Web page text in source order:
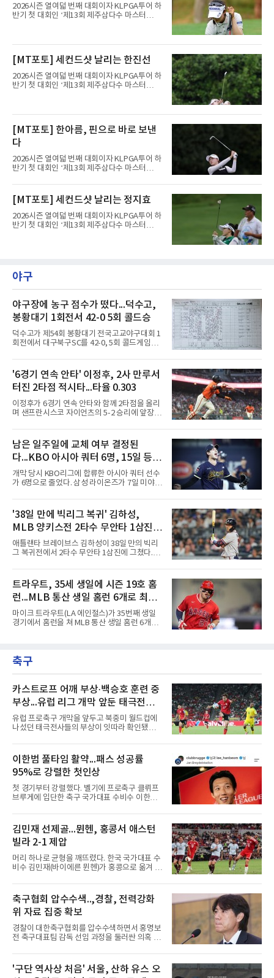
2026시즌 열여덟 번째 대회이자 KLPGA투어 하
반기 첫 대회인 ‘제13회 제주삼다수 마스터
트(파72/6,767야드)에서 열리고 있다.8일 현재
3라운드 경기가 펼쳐지고 있다.한진선이 1번 홀
에서 경기하고 있다.
[MT포토] 세컨드샷 날리는 한진선
2026시즌 열여덟 번째 대회이자 KLPGA투어 하
반기 첫 대회인 ‘제13회 제주삼다수 마스터
트(파72/6,767야드)에서 열리고 있다.8일 현재
3라운드 경기가 펼쳐지고 있다.한진선이 1번 홀
에서 경기하고 있다.
[MT포토] 한아름, 핀으로 바로 보낸
다
2026시즌 열여덟 번째 대회이자 KLPGA투어 하
반기 첫 대회인 ‘제13회 제주삼다수 마스터
제주도 서귀포시에 위치한 테디밸리 골프앤리조
트(파72/6,767야드)에서 열리고 있다.8일 현재
3라운드 경기가 펼쳐지고 있다.한아름이 1번 홀
에서 경기하고 있다.
[MT포토] 세컨드샷 날리는 정지효
2026시즌 열여덟 번째 대회이자 KLPGA투어 하
반기 첫 대회인 ‘제13회 제주삼다수 마스터
에서 경기하고 있다.
야구
야구장에 농구 점수가 떴다...덕수고,
봉황대기 1회전서 42-0 5회 콜드승
덕수고가 제54회 봉황대기 전국고교야구대회 1
회전에서 대구북구SC를 42-0, 5회 콜드게임으
경기에서 덕수고는 1회 5점, 2회 3점, 3회 10점
으로 18-0을 만든 뒤 4회 21점, 5회 3점을 보탰
다. 팀 안타 34개, 볼넷 12개를 기록했다.7번 타
자 유격수 홍주용은 4회 홈런 2개를 포함해 6타
수 6안타 3타점 4득점을 올렸고, 조원빈은 6타
수 6안타 5타점, 박종혁은 5타수 5안타 3타점을
남겼다. 선발 최희성은 5이닝 2피안타 무사사구
20안타 21실점했다.덕수고는 지난 4월 신세계
이마트배와 지난달 대통령배를
'6경기 연속 안타' 이정후, 2사 만루서
터진 2타점 적시타...타율 0.303
이정후가 6경기 연속 안타와 함께 2타점을 올리
며 샌프란시스코 자이언츠의 5-2 승리에 앞장섰
오라클파크에서 열린 2026 MLB 디트로이트 타
이거스전에 2번 타자 우익수로 선발 출전해 3타
수 1안타 1볼넷 2타점 1득점을 기록했다. 시즌
타율은 0.303(402타수 122안타). 1회말 1사에서
상대 선발 카이더 몬테로에게 볼넷을 골라 나간
뒤 라파엘 데버스의 중월 홈런 때 득점했고, 2-2
이던 2회말 2사 만루에서는 몬테로의 3구째 낮
열린 휴스턴 애스트로스전에 9번 타자 2루수로
나서 2타수 1안타를 기록, 타율
남은 일주일에 교체 여부 결정된
다...KBO 아시아 쿼터 6명, 15일 등록
시한이 분수령
개막 당시 KBO리그에 합류한 아시아 쿼터 선수
가 6명으로 줄었다. 삼성 라이온즈가 7일 미야지
입한 결과다.한화 왕옌청과 키움 가나쿠보 유토
는 입지가 확고하다. 왕옌청은 21경기 10승 4패,
평균자책점 3.34로 다승 공동 선두이자 3경기 연
속 퀄리티스타트를 기록 중이다. 가나쿠보는 5
승 4패 13세이브 10홀드, 평균자책점 2.95로 외
국인 최초 10홀드·10세이브를 동시에 달성했
다.kt 스기모토 고키는 전반기 42경기 평균자책
17홀드 공동 선두에 올랐다. SSG 타케다 쇼타도
전반기 1승 7패, 평균자책점
'38일 만에 빅리그 복귀' 김하성,
MLB 양키스전 2타수 무안타 1삼진...
시즌 타율 0.067
애틀랜타 브레이브스 김하성이 38일 만의 빅리
그 복귀전에서 2타수 무안타 1삼진에 그쳤다.김
에서 열린 2026 MLB 뉴욕 양키스와의 원정 경
기에 9번 타자 유격수로 선발 출전했다. 시즌 타
율은 0.068에서 0.067(75타수 5안타)로 떨어졌
다.2회초 2사 1루에서는 양키스 좌완 선발 맥스
프리드의 6구째 몸쪽 싱킹 패스트볼을 쳐 유격
수 뜬공으로 아웃됐고, 5회초에는 루킹 삼진을
당했다. 1-0으로 앞선 8회초 1사에서 대타 도미
이 파열돼 5월 중순 복귀했고, 동계 훈련 부족 여
파로 부진이 이어졌다. 지난달
트라우트, 35세 생일에 시즌 19호 홈
런...MLB 통산 생일 홈런 6개로 최다
타이
마이크 트라우트(LA 에인절스)가 35번째 생일
경기에서 홈런을 쳐 MLB 통산 생일 홈런 6개로
번 타자 중견수로 선발 출전해 3타수 1안타(1홈
런) 1타점 2득점 1볼넷으로 팀의 4-3 승리를 견
립스의 시속 155.8㎞ 바깥쪽 포심을 밀어 쳐 우
중간 담장을 넘겼다. 비거리 122ｍ, 시즌 19호이
자 통산 423번째 홈런이다. 1-2로 뒤진 7회초 2
사 3루에서는 그의 타구가 상대 투수 실책으로
이어져 동점이 됐고, 1루에 나간 뒤 놀런 섀누얼
의 역전 중월 2점 홈런 때 득점
축구
카스트로프 어깨 부상·백승호 훈련 중
부상...유럽 리그 개막 앞둔 태극전사
악재
유럽 프로축구 개막을 앞두고 북중미 월드컵에
나섰던 태극전사들의 부상이 잇따라 확인됐다.
일(한국시간) 옌스 카스트로프가 6일 아마추어
팀 로타흐-에게른과의 친선경기에서 어깨를 다
쳐 당분간 출전이 어렵다고 밝혔다. 그는 후반 교
체 투입돼 두 골을 넣었으나 후반 22분 부상으로
물러났다.독일인 아버지와 한국인 어머니 사이
에서 태어난 카스트로프는 측면 미드필더와 측
면 수비가 가능한 자원으로, 월드컵 남아프리카
은 그가 처음이다. 묀헨글라트바흐는 23일 DFB
포칼 1라운드, 29일 라이프치히
이한범 풀타임 활약...패스 성공률
95%로 강렬한 첫인상
첫 경기부터 강렬했다. 벨기에 프로축구 클뤼프
브루게에 입단한 축구 국가대표 수비수 이한범
뽑혔다.이한범은 8일(한국시간) 벨기에 브뤼헤
의 얀 브레이덜 스타디온에서 열린 코르트레이
크와의 2026-2027 벨기에 주필러리그 1라운드
홈 경기에 선발로 나서 경기 종료까지 뛰었다.출
발 자체가 빨랐다. 2026 북중미 월드컵에서 한국
의 조별리그 3경기를 모두 풀타임으로 소화하며
대표팀 중앙 수비의 주축으로 자리 잡은 그는 덴
선발로 곧장 투입돼 90분을 소화하며 팀의 3-0
완승에 힘을 보탰다.기록도
김민재 선제골...뮌헨, 홍콩서 애스턴
빌라 2-1 제압
머리 하나로 균형을 깨뜨렸다. 한국 국가대표 수
비수 김민재(바이에른 뮌헨)가 홍콩으로 옮겨 열
리에 힘을 보탰다.김민재는 7일(현지시간) 홍콩
카이탁 스포츠파크에서 열린 애스턴 빌라(잉글
랜드)와의 친선경기에서 전반 37분 0의 균형을
깨는 골을 넣었다. 톰 비쇼프가 왼쪽 측면에서 올
린 프리킥에 묘하게 머리를 갖다 대 방향을 바꾸
며 골 그물을 흔들었다.흐름은 좋았다. 제주전에
서 주장 완장을 차고 30여 분을 소화했던 그는
로키로 교체됐다.분데스리가 최다 우승팀(35회)
축구협회 압수수색..,경찰, 전력강화
위 자료 집중 확보
경찰이 대한축구협회를 압수수색하면서 홍명보
전 축구대표팀 감독 선임 과정을 둘러싼 의혹 규
비판이 홍 전 감독에게 집중됐지만 경찰의 시선
은 다른 곳을 향한다. 성적 부진과 별개로 선임
과정에 부당함이 있었는지가 수사의 본류다.7일
'구단 역사상 처음' 서울, 산하 유스 오